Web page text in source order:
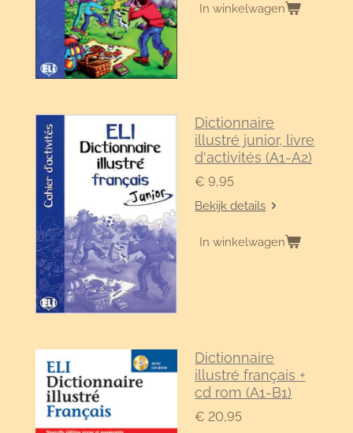
In winkelwagen
Dictionnaire
illustré junior, livre
d'activités (A1-A2)
€ 9,95
Bekijk details
In winkelwagen
Dictionnaire
illustré français +
cd rom (A1-B1)
€ 20,95